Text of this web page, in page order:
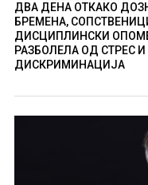
ДВА ДЕНА ОТКАКО
БРЕМЕНА,
ДИСЦИПЛИНСКИ
РАЗБОЛЕЛА ОД СТРЕС
ДИСКРИМИНАЦИЈА